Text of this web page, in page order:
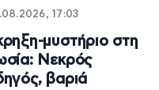
17:03
μυστήριο στη
Νεκρός
βαριά